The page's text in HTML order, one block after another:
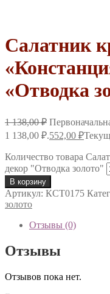
Салатник
«Отводка
1 138,00₽
1 138,00 ₽.552,00 ₽
Количество товара
декор "Отводка золото"
В корзину
Артикул: КСТ0175
золото
Отзывы (0)
Отзывы
Отзывов пока нет.